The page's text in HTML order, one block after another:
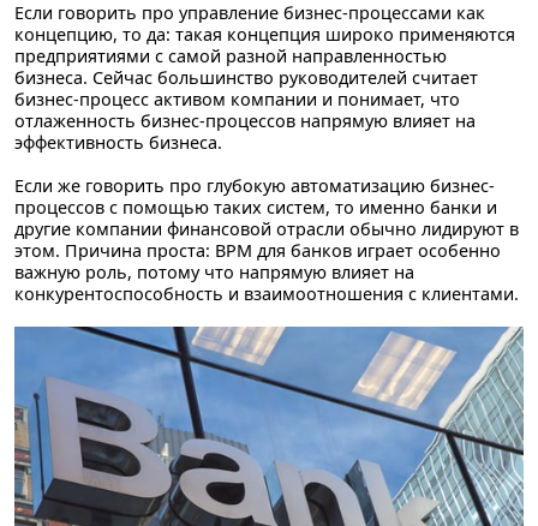
Если говорить про управление бизнес-процессами как
концепцию, то да: такая концепция широко применяются
предприятиями с самой разной направленностью
бизнеса. Сейчас большинство руководителей считает
бизнес-процесс активом компании и понимает, что
отлаженность бизнес-процессов напрямую влияет на
эффективность бизнеса.
Если же говорить про глубокую автоматизацию бизнес-
процессов с помощью таких систем, то именно банки и
другие компании финансовой отрасли обычно лидируют в
этом. Причина проста: BPM для банков играет особенно
важную роль, потому что напрямую влияет на
конкурентоспособность и взаимоотношения с клиентами.